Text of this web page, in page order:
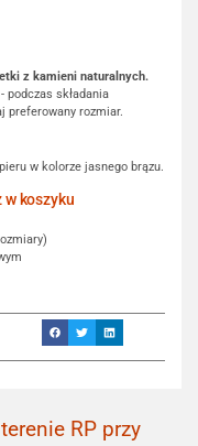
z kamieni naturalnych.
podczas składania
preferowany rozmiar.
w kolorze jasnego brązu.
w koszyku
RP przy